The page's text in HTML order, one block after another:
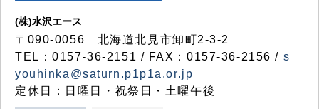
(株)水沢エース
〒090-0056 北海道北見市卸町2-3-2
TEL：0157-36-2151 / FAX：0157-36-2156 / s
youhinka@saturn.p1p1a.or.jp
定休日：日曜日・祝祭日・土曜午後